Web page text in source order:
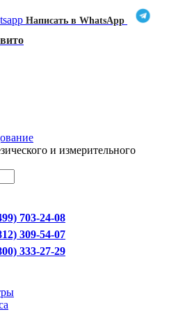
Написать в WhatsApp
и измерительного
703-24-08
309-54-07
333-27-29